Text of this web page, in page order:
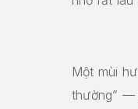
Một mùi
thường” —